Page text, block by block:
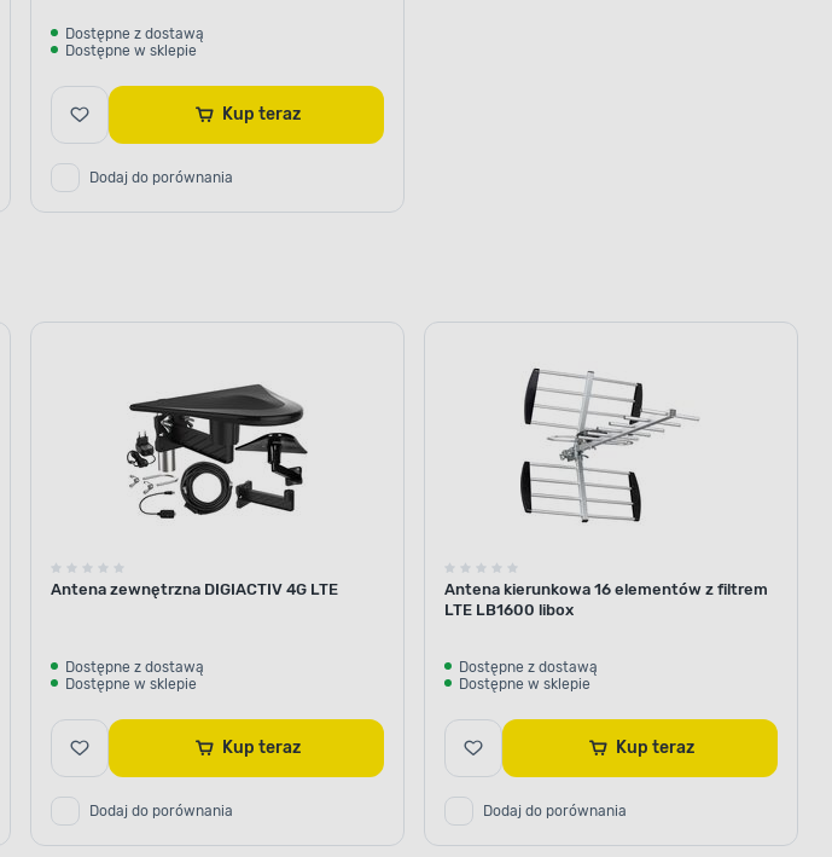
Dostępne z dostawą
Dostępne w sklepie
Kup teraz
Dodaj do porównania
Antena zewnętrzna DIGIACTIV 4G LTE
Dostępne z dostawą
Dostępne w sklepie
Kup teraz
Dodaj do porównania
Antena kierunkowa 16 elementów z filtrem
LTE LB1600 libox
Dostępne z dostawą
Dostępne w sklepie
Kup teraz
Dodaj do porównania